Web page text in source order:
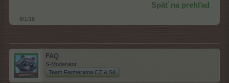
Späť na prehľad
8/1/16
FAQ
S-Moderator
Team Farmerama CZ & SK